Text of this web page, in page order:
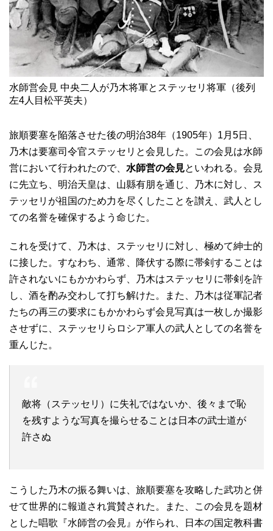
水師営会見 中央二人が乃木将軍とステッセリ将軍（後列
左4人目松平英夫）
旅順要塞を陥落させた後の明治38年（1905年）1月5日、
乃木は要塞司令官ステッセリと会見した。この会見は水師
営において行われたので、 水師営の会見といわれる。会見
に先立ち、明治天皇は、山縣有朋を通じ、乃木に対し、ス
テッセリが祖国のため力を尽くしたことを讃え、武人とし
ての名誉を確保するよう命じた。
これを受けて、乃木は、ステッセリに対し、極めて紳士的
に接した。すなわち、通常、降伏する際に帯剣することは
許されないにもかかわらず、乃木はステッセリに帯剣を許
し、酒を酌み交わして打ち解けた。また、乃木は従軍記者
たちの再三の要求にもかかわらず会見写真は一枚しか撮影
させずに、ステッセリらロシア軍人の武人としての名誉を
重んじた。
敵将（ステッセリ）に失礼ではないか、後々まで恥
を残すような写真を撮らせることは日本の武士道が
許さぬ
こうした乃木の振る舞いは、旅順要塞を攻略した武功と併
せて世界的に報道され賞賛された。また、この会見を題材
とした唱歌『水師営の会見』が作られ、日本の国定教科書